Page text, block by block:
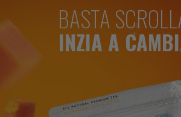
BASTA
INZIA A